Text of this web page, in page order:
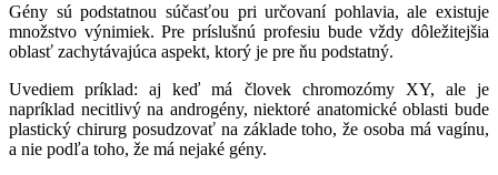
Gény sú podstatnou súčasťou pri určovaní pohlavia, ale existuje
množstvo výnimiek. Pre príslušnú profesiu bude vždy dôležitejšia
oblasť zachytávajúca aspekt, ktorý je pre ňu podstatný.
Uvediem príklad: aj keď má človek chromozómy XY, ale je
napríklad necitlivý na androgény, niektoré anatomické oblasti bude
plastický chirurg posudzovať na základe toho, že osoba má vagínu,
a nie podľa toho, že má nejaké gény.